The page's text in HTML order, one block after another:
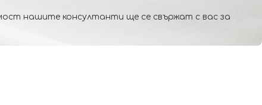
нашите консултанти ще се свържат с вас за